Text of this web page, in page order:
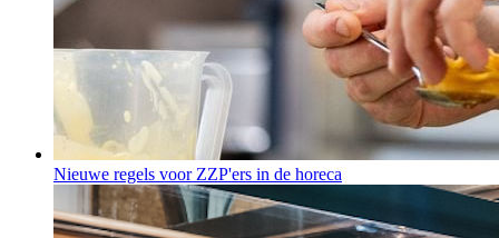
Nieuwe regels voor ZZP'ers in de horeca